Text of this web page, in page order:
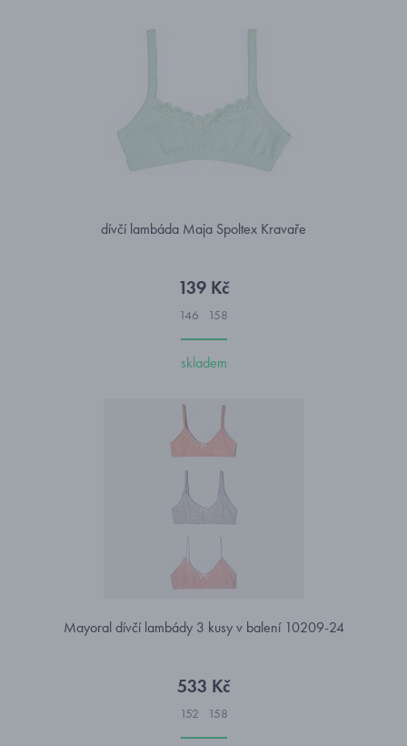
dívčí lambáda Maja Spoltex Kravaře
139 Kč
146 158
skladem
Mayoral dívčí lambády 3 kusy v balení 10209-24
533 Kč
152 158